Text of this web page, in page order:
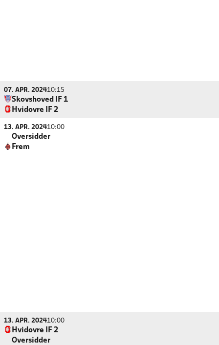
07. APR. 202410:15
Skovshoved IF 1
Hvidovre IF 2
13. APR. 202410:00
Oversidder
Frem
13. APR. 202410:00
Hvidovre IF 2
Oversidder